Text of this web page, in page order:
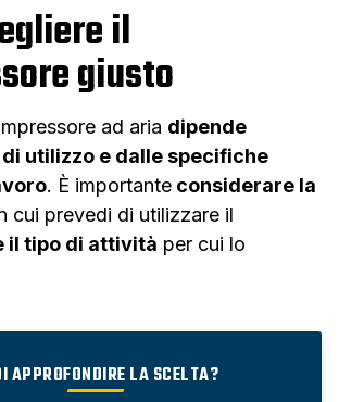
il
giusto
ad aria dipende
utilizzo e dalle specifiche
. È importante considerare la
cui prevedi di utilizzare il
il tipo di attività per cui lo
APPROFONDIRE LA SCELTA?